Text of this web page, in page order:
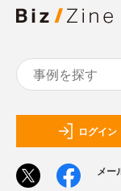
ログイン
メー